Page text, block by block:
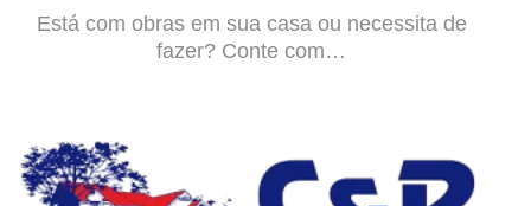
Está com obras em sua casa ou necessita de
fazer? Conte com…